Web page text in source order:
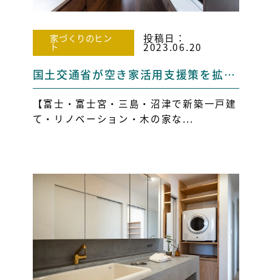
家づくりのヒン
ト
投稿日：
2023.06.20
国土交通省が空き家活用支援策を拡充！費用1/3補助も 【 富士市・三島市・富士宮市・沼津市・長泉町 補助金】
【富士・富士宮・三島・沼津で新築一戸建
て・リノベーション・木の家な...